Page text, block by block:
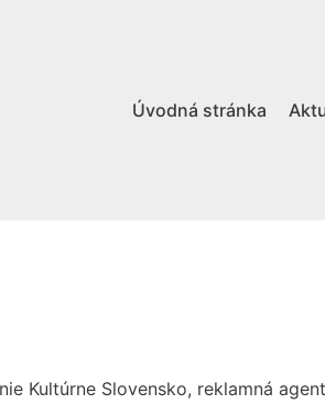
Úvodná stránka
Kultúrne Slovensko, reklamná